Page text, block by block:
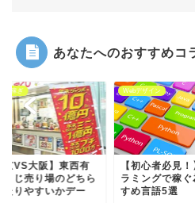
あなたへのおすすめコ
い稼ぎ
京VS大阪】東西有
くじ売り場のどちら
たりやすいかデー
Webデザイン
【初心者必見
ラミングで稼ぐ
すめ言語5選